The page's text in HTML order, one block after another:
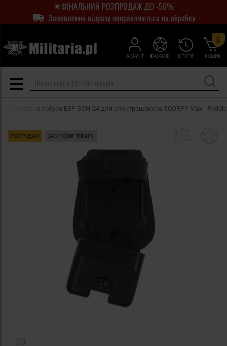
ФІНАЛЬНИЙ РОЗПРОДАЖ ДО -50%
Замовлення відразу направляються на обробку
АКАУНТ ІСТОРІЯ
БАЖАНЕ КОШИК
0
Поворотна кобура ESP SGH-24 для електрошокера SCORPY Max - Paddle
РОЗПРОДАЖ ЗАКІНЧЕННЯ ТОВАРУ